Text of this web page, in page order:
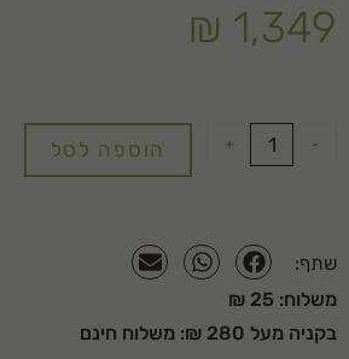
₪ 1,349
-
+ הוספה לסל
שתף:
משלוח: 25 ₪
בקניה מעל 280 ₪: משלוח חינם